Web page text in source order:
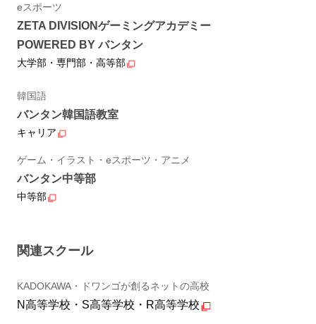
eスポーツ
ZETA DIVISIONゲーミングアカデミー
POWERED BY バンタン
大学部・専門部・高等部
韓国語
バンタン韓国語教室
キャリア
ゲーム・イラスト・eスポーツ・アニメ
バンタン中等部
中等部
関連スクール
KADOKAWA・ドワンゴが創るネットの高校
N高等学校・S高等学校・R高等学校